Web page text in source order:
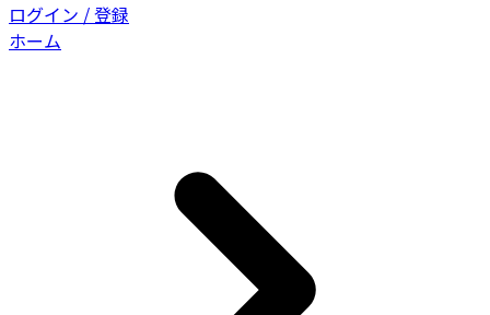
ログイン / 登録
ホーム